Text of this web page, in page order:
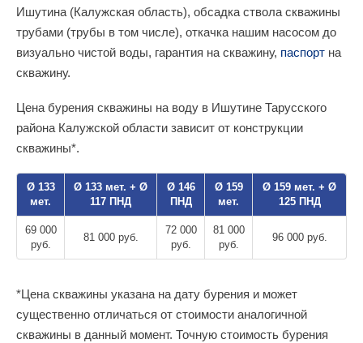
Ишутина (Калужская область), обсадка ствола скважины
трубами (трубы в том числе), откачка нашим насосом до
визуально чистой воды, гарантия на скважину, паспорт на
скважину.
Цена бурения скважины на воду в Ишутине Тарусского
района Калужской области зависит от конструкции
скважины*.
Ø 133
мет.
Ø 133 мет. + Ø
117 ПНД
Ø 146
ПНД
Ø 159
мет.
Ø 159 мет. + Ø
125 ПНД
69 000
руб.
81 000 руб.
72 000
руб.
81 000
руб.
96 000 руб.
*Цена скважины указана на дату бурения и может
существенно отличаться от стоимости аналогичной
скважины в данный момент. Точную стоимость бурения